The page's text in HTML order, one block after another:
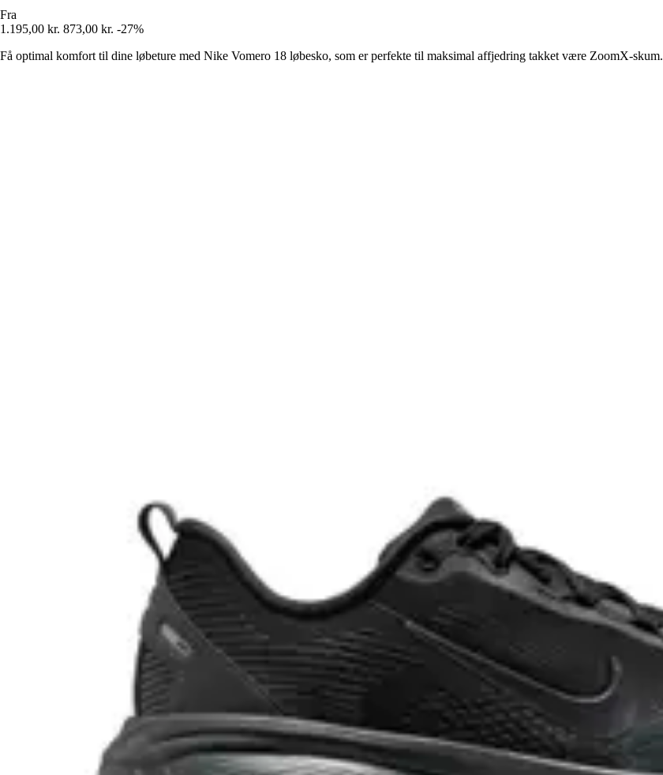
Fra
1.195,00 kr. 873,00 kr. -27%
Få optimal komfort til dine løbeture med Nike Vomero 18 løbesko, som er perfekte til maksimal affjedring takket være ZoomX-skum.